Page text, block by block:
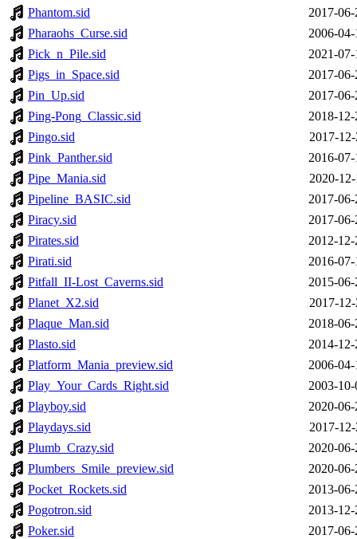
Phantom.sid
2017-
Pharaohs_Curse.sid
2006-
Pick_n_Pile.sid
2021-
Pigs_in_Space.sid
2017-
Pin_Up.sid
2017-
Ping-Pong_Classic.sid
2018-
Pingo.sid
2017-
Pink_Panther.sid
2016-
Pipe_Mania.sid
2020-
Pipeline_BASIC.sid
2017-
Piracy.sid
2017-
Pirates.sid
2012-
Pirati.sid
2016-
Pitfall_II-Lost_Caverns.sid
2015-
Planet_X2.sid
2017-
Plaque_Man.sid
2018-
Plasto.sid
2014-
Platform_Mania_preview.sid
2006-
Play_Your_Cards_Right.sid
2003-
Playboy.sid
2020-
Playdays.sid
2017-
Plumb_Crazy.sid
2020-
Plumbers_Smile_preview.sid
2020-
Pocket_Rockets.sid
2013-
Pogotron.sid
2013-
Poker.sid
2017-